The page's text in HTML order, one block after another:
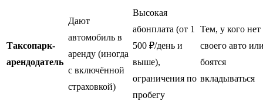
Таксопарк-
арендодатель
Дают
автомобиль в
аренду (иногда
с включённой
страховкой)
Высокая
абонплата (от 1
500 ₽/день и
выше),
ограничения по
пробегу
Тем, у кого нет
своего авто
боятся
вкладываться